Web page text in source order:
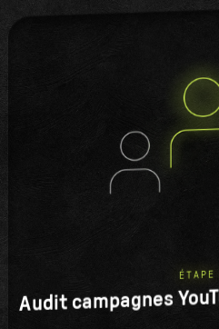
Audit campagnes